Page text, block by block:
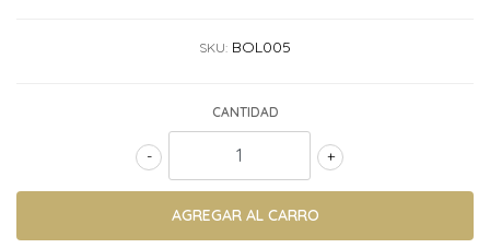
SKU: BOL005
CANTIDAD
+
-